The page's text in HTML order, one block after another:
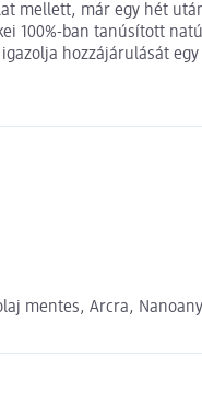
mellett, már egy hét
100%-ban tanúsított
hozzájárulását
mentes, Arcra,